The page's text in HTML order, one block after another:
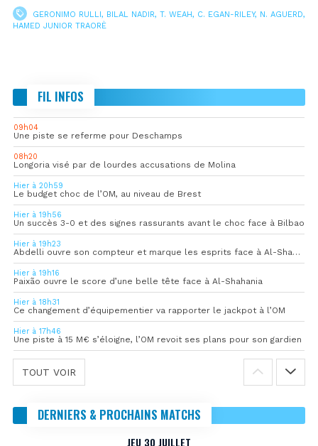
GERONIMO RULLI, BILAL NADIR, T. WEAH, C. EGAN-RILEY, N. AGUERD,
HAMED JUNIOR TRAORÈ
FIL INFOS
09h04
Une piste se referme pour Deschamps
08h20
Longoria visé par de lourdes accusations de Molina
Hier à 20h59
Le budget choc de l’OM, au niveau de Brest
Hier à 19h56
Un succès 3-0 et des signes rassurants avant le choc face à Bilbao
Hier à 19h23
Abdelli ouvre son compteur et marque les esprits face à Al-Shahania
Hier à 19h16
Paixão ouvre le score d’une belle tête face à Al-Shahania
Hier à 18h31
Ce changement d’équipementier va rapporter le jackpot à l’OM
Hier à 17h46
Une piste à 15 M€ s’éloigne, l’OM revoit ses plans pour son gardien
TOUT VOIR
DERNIERS & PROCHAINS MATCHS
JEU 30 JUILLET